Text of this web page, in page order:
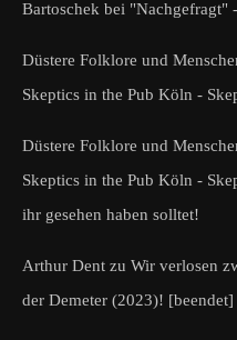
Bartoschek bei "Nachgefragt"
Düstere Folklore und
Skeptics in the Pub Köln -
Düstere Folklore und
Skeptics in the Pub Köln -
ihr gesehen haben solltet!
Arthur Dent zu Wir verlosen
der Demeter (2023)! [beendet]